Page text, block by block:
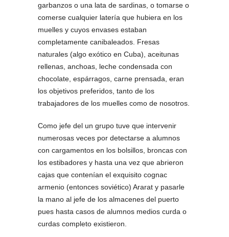
garbanzos o una lata de sardinas, o tomarse o
comerse cualquier latería que hubiera en los
muelles y cuyos envases estaban
completamente canibaleados. Fresas
naturales (algo exótico en Cuba), aceitunas
rellenas, anchoas, leche condensada con
chocolate, espárragos, carne prensada, eran
los objetivos preferidos, tanto de los
trabajadores de los muelles como de nosotros.
Como jefe del un grupo tuve que intervenir
numerosas veces por detectarse a alumnos
con cargamentos en los bolsillos, broncas con
los estibadores y hasta una vez que abrieron
cajas que contenían el exquisito cognac
armenio (entonces soviético) Ararat y pasarle
la mano al jefe de los almacenes del puerto
pues hasta casos de alumnos medios curda o
curdas completo existieron.